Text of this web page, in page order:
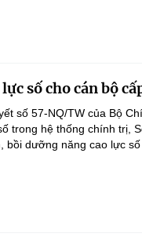
số cho cán bộ
số 57-NQ/TW của Bộ
trong hệ thống chính trị,
dưỡng năng cao lực số